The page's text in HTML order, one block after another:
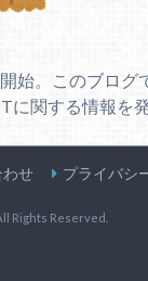
始。このブログ
に関する情報を
わせ プライバシ
Rights Reserved.